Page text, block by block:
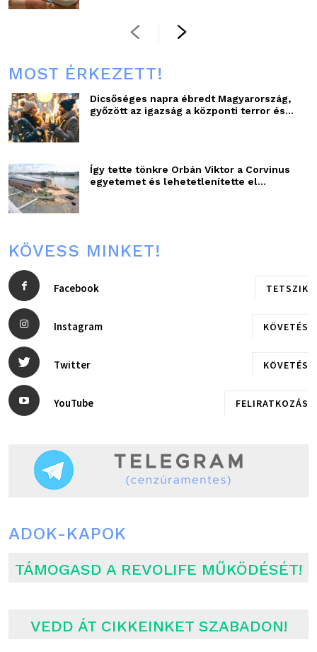
MOST ÉRKEZETT!
Dicsőséges napra ébredt Magyarország,
győzött az igazság a központi terror és...
Így tette tönkre Orbán Viktor a Corvinus
egyetemet és lehetetlenítette el...
KÖVESS MINKET!
Facebook TETSZIK
Instagram KÖVETÉS
Twitter KÖVETÉS
YouTube FELIRATKOZÁS
ADOK-KAPOK
TÁMOGASD A REVOLIFE MŰKÖDÉSÉT!
VEDD ÁT CIKKEINKET SZABADON!